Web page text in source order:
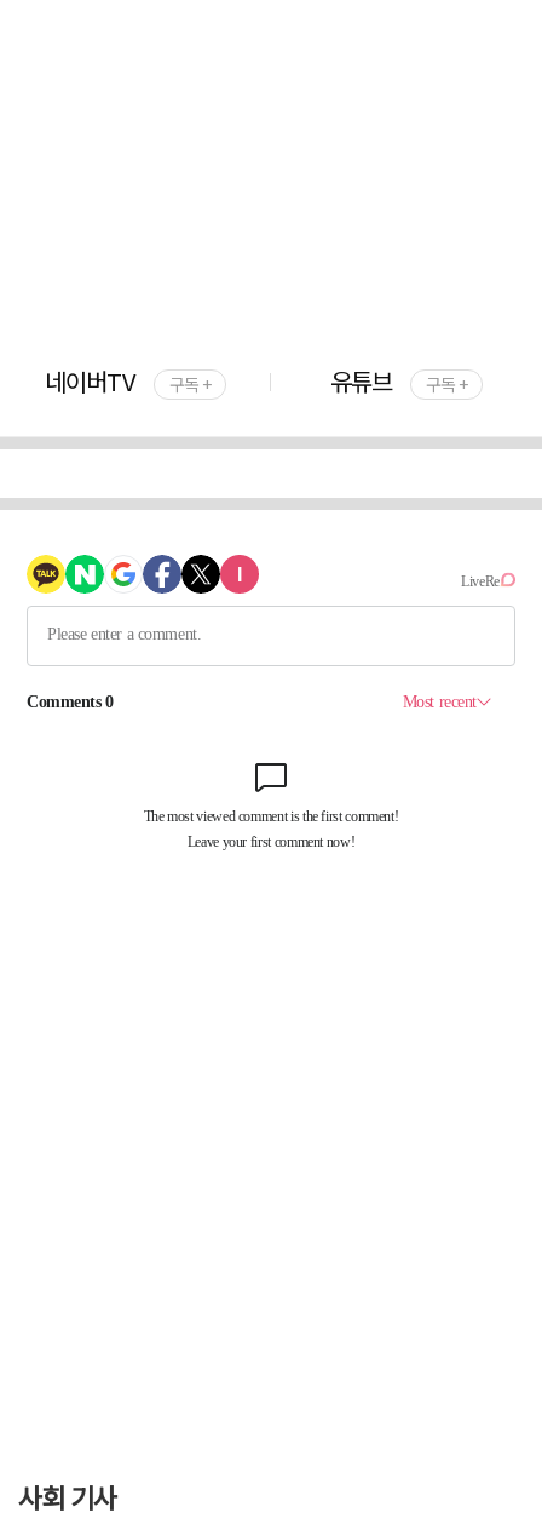
네이버TV 구독 + 유튜브 구독 +
사회 기사